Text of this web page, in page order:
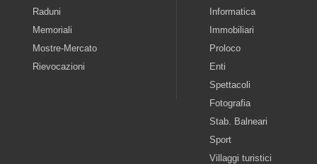
Raduni
Memoriali
Mostre-Mercato
Rievocazioni
Informatica
Immobiliari
Proloco
Enti
Spettacoli
Fotografia
Stab. Balneari
Sport
Villaggi turistici